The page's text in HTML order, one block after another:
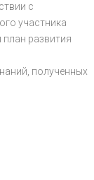
с
участника
развития
полученных